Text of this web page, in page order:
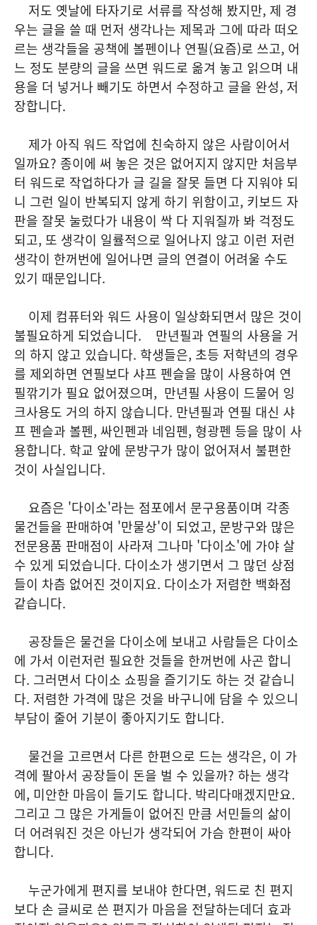
저도 옛날에 타자기로 서류를 작성해 봤지만, 제 경
우는 글을 쓸 때 먼저 생각나는 제목과 그에 따라 떠오
르는 생각들을 공책에 볼펜이나 연필(요즘)로 쓰고, 어
느 정도 분량의 글을 쓰면 워드로 옮겨 놓고 읽으며 내
용을 더 넣거나 빼기도 하면서 수정하고 글을 완성, 저
장합니다.
제가 아직 워드 작업에 친숙하지 않은 사람이어서
일까요? 종이에 써 놓은 것은 없어지지 않지만 처음부
터 워드로 작업하다가 글 길을 잘못 들면 다 지워야 되
니 그런 일이 반복되지 않게 하기 위함이고, 키보드 자
판을 잘못 눌렀다가 내용이 싹 다 지워질까 봐 걱정도
되고, 또 생각이 일률적으로 일어나지 않고 이런 저런
생각이 한꺼번에 일어나면 글의 연결이 어려울 수도
있기 때문입니다.
이제 컴퓨터와 워드 사용이 일상화되면서 많은 것이
불필요하게 되었습니다. 만년필과 연필의 사용을 거
의 하지 않고 있습니다. 학생들은, 초등 저학년의 경우
를 제외하면 연필보다 샤프 펜슬을 많이 사용하여 연
필깎기가 필요 없어졌으며, 만년필 사용이 드물어 잉
크사용도 거의 하지 않습니다. 만년필과 연필 대신 샤
프 펜슬과 볼펜, 싸인펜과 네임펜, 형광펜 등을 많이 사
용합니다. 학교 앞에 문방구가 많이 없어져서 불편한
것이 사실입니다.
요즘은 '다이소'라는 점포에서 문구용품이며 각종
물건들을 판매하여 '만물상'이 되었고, 문방구와 많은
전문용품 판매점이 사라져 그나마 '다이소'에 가야 살
수 있게 되었습니다. 다이소가 생기면서 그 많던 상점
들이 차츰 없어진 것이지요. 다이소가 저렴한 백화점
같습니다.
공장들은 물건을 다이소에 보내고 사람들은 다이소
에 가서 이런저런 필요한 것들을 한꺼번에 사곤 합니
다. 그러면서 다이소 쇼핑을 즐기기도 하는 것 같습니
다. 저렴한 가격에 많은 것을 바구니에 담을 수 있으니
부담이 줄어 기분이 좋아지기도 합니다.
물건을 고르면서 다른 한편으로 드는 생각은, 이 가
격에 팔아서 공장들이 돈을 벌 수 있을까? 하는 생각
에, 미안한 마음이 들기도 합니다. 박리다매겠지만요.
그리고 그 많은 가게들이 없어진 만큼 서민들의 삶이
더 어려워진 것은 아닌가 생각되어 가슴 한편이 싸아
합니다.
누군가에게 편지를 보내야 한다면, 워드로 친 편지
보다 손 글씨로 쓴 편지가 마음을 전달하는데더 효과